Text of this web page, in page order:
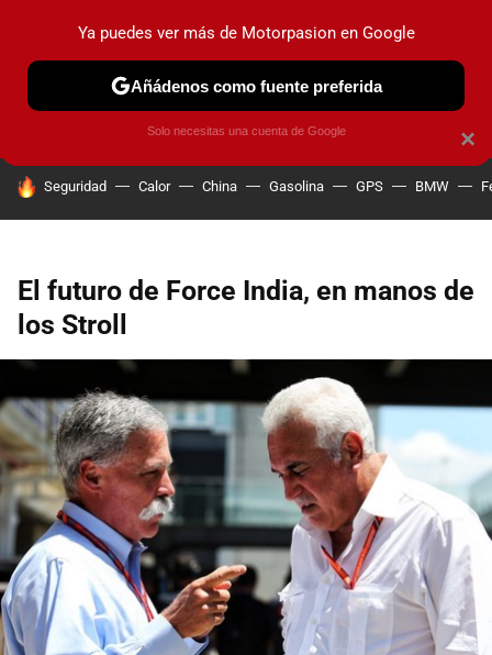
PRUEBAS COCHES ELÉCTRICOS OBSERVATORIO
HOY SE HABLA DE
Seguridad Calor China Gasolina GPS BMW
El futuro de Force India, en manos de
los Stroll
×
Ya puedes ver más de Motorpasion en Google
Añádenos como fuente preferida
Solo necesitas una cuenta de Google